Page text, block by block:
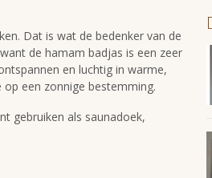
Dat is wat de bedenker van de
de hamam badjas is een zeer
en luchtig in warme,
een zonnige bestemming.
gebruiken als saunadoek,